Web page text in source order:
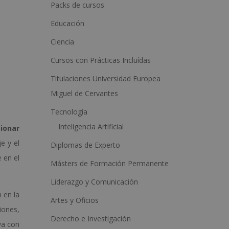
y el
en el
en la
con
a
v
e
:
Packs de cursos
Educación
Ciencia
Cursos con Prácticas Incluídas
Titulaciones Universidad Europea
Miguel de Cervantes
Tecnología
Inteligencia Artificial
Diplomas de Experto
Másters de Formación Permanente
Liderazgo y Comunicación
Artes y Oficios
Derecho e Investigación